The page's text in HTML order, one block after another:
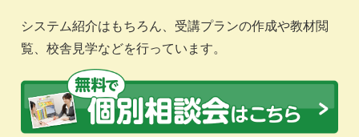
システム紹介はもちろん、受講プランの作成や教材閲
覧、校舎見学などを行っています。